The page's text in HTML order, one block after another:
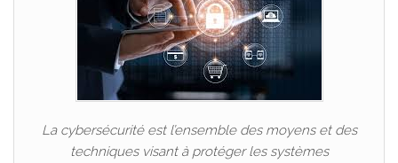
La cybersécurité est l’ensemble des moyens et des
techniques visant à protéger les systèmes